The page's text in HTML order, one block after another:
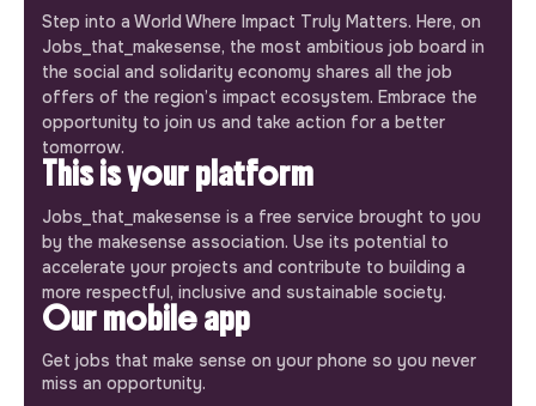
Step into a World Where Impact Truly Matters. Here, on
Jobs_that_makesense, the most ambitious job board in
the social and solidarity economy shares all the job
offers of the region’s impact ecosystem. Embrace the
opportunity to join us and take action for a better
tomorrow.
This is your platform
Jobs_that_makesense is a free service brought to you
by the makesense association. Use its potential to
accelerate your projects and contribute to building a
more respectful, inclusive and sustainable society.
Our mobile app
Get jobs that make sense on your phone so you never
miss an opportunity.